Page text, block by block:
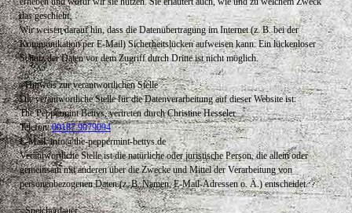
das geschieht.
Wir weisen darauf hin, dass die Datenübertragung im Internet (z. B. bei der
Kommunikation per E-Mail) Sicherheitslücken aufweisen kann. Ein lückenloser
Schutz der Daten vor dem Zugriff durch Dritte ist nicht möglich.
- Hinweis zur verantwortlichen Stelle
Die verantwortliche Stelle für die Datenverarbeitung auf dieser Website ist:
The Peppermint Bettys, vertreten durch Christine Hesseler
Telefon:09187 9079094
E-Mail: info@the-peppermint-bettys.de
Verantwortliche Stelle ist die natürliche oder juristische Person, die allein oder
gemeinsam mit anderen über die Zwecke und Mittel der Verarbeitung von
personenbezogenen Daten (z. B. Namen, E-Mail-Adressen o. Ä.) entscheidet.